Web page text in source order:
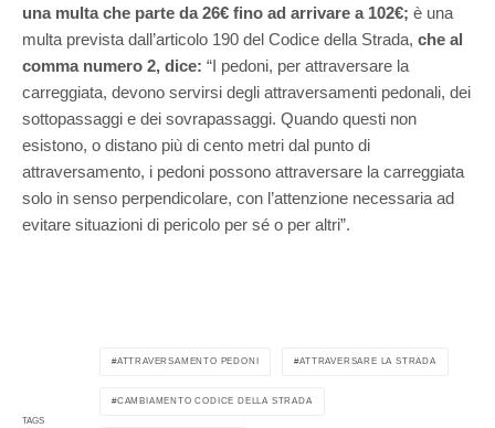
una multa che parte da 26€ fino ad arrivare a 102€; è una
multa prevista dall’articolo 190 del Codice della Strada, che al
comma numero 2, dice: “I pedoni, per attraversare la
carreggiata, devono servirsi degli attraversamenti pedonali, dei
sottopassaggi e dei sovrapassaggi. Quando questi non
esistono, o distano più di cento metri dal punto di
attraversamento, i pedoni possono attraversare la carreggiata
solo in senso perpendicolare, con l’attenzione necessaria ad
evitare situazioni di pericolo per sé o per altri”.
TAGS
ATTRAVERSAMENTO PEDONI ATTRAVERSARE LA STRADA
CAMBIAMENTO CODICE DELLA STRADA